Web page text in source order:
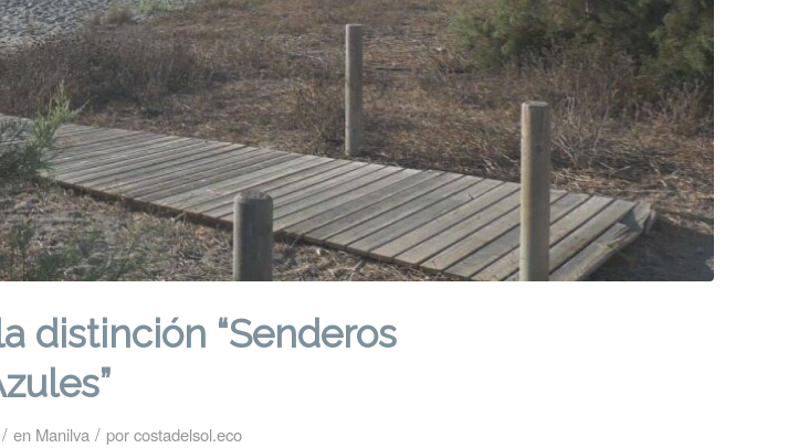
distinción “Senderos
/ en Manilva / porcostadelsol.eco